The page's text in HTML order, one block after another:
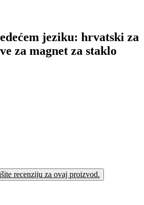
jeziku: hrvatski za
za magnet za staklo
recenziju za ovaj proizvod.